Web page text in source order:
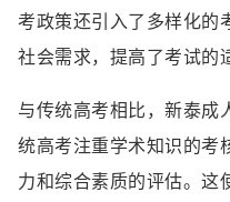
考政策还引入了多样化的
社会需求，提高了考试的
与传统高考相比，新泰成
统高考注重学术知识的考
力和综合素质的评估。这